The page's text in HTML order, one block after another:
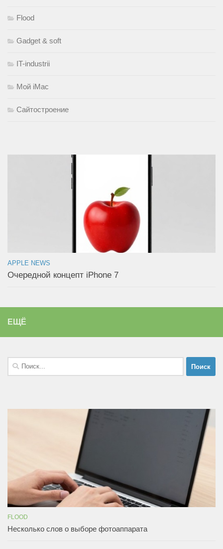
Flood
Gadget & soft
IT-industrii
Мой iMac
Сайтостроение
APPLE NEWS
Очередной концепт iPhone 7
ЕЩЁ
Найти:
FLOOD
Несколько слов о выборе фотоаппарата